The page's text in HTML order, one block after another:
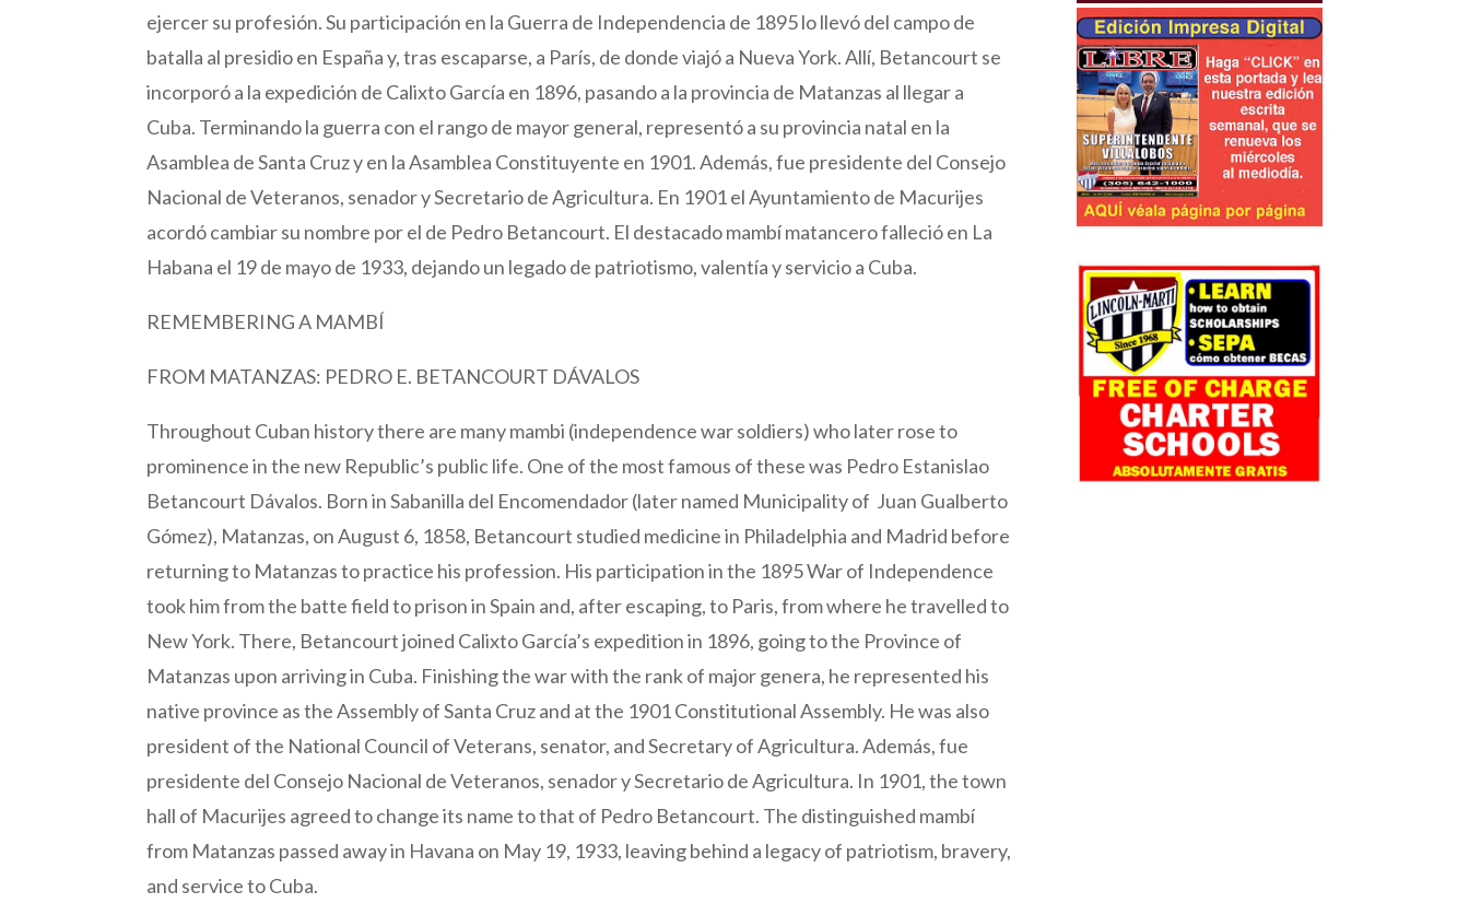
ejercer su profesión. Su participación en la Guerra de Independencia de 1895 lo llevó del campo de
batalla al presidio en España y, tras escaparse, a París, de donde viajó a Nueva York. Allí, Betancourt se
incorporó a la expedición de Calixto García en 1896, pasando a la provincia de Matanzas al llegar a
Cuba. Terminando la guerra con el rango de mayor general, representó a su provincia natal en la
Asamblea de Santa Cruz y en la Asamblea Constituyente en 1901. Además, fue presidente del Consejo
Nacional de Veteranos, senador y Secretario de Agricultura. En 1901 el Ayuntamiento de Macurijes
acordó cambiar su nombre por el de Pedro Betancourt. El destacado mambí matancero falleció en La
Habana el 19 de mayo de 1933, dejando un legado de patriotismo, valentía y servicio a Cuba.
REMEMBERING A MAMBÍ
FROM MATANZAS: PEDRO E. BETANCOURT DÁVALOS
Throughout Cuban history there are many mambi (independence war soldiers) who later rose to
prominence in the new Republic’s public life. One of the most famous of these was Pedro Estanislao
Betancourt Dávalos. Born in Sabanilla del Encomendador (later named Municipality of Juan Gualberto
Gómez), Matanzas, on August 6, 1858, Betancourt studied medicine in Philadelphia and Madrid before
returning to Matanzas to practice his profession. His participation in the 1895 War of Independence
took him from the batte field to prison in Spain and, after escaping, to Paris, from where he travelled to
New York. There, Betancourt joined Calixto García’s expedition in 1896, going to the Province of
Matanzas upon arriving in Cuba. Finishing the war with the rank of major genera, he represented his
native province as the Assembly of Santa Cruz and at the 1901 Constitutional Assembly. He was also
president of the National Council of Veterans, senator, and Secretary of Agricultura. Además, fue
presidente del Consejo Nacional de Veteranos, senador y Secretario de Agricultura. In 1901, the town
hall of Macurijes agreed to change its name to that of Pedro Betancourt. The distinguished mambí
from Matanzas passed away in Havana on May 19, 1933, leaving behind a legacy of patriotism, bravery,
and service to Cuba.